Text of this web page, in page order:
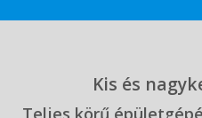
Kis és
Teljes körű